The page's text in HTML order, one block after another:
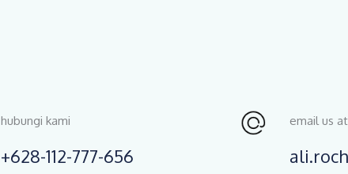
hubungi kami
+628-112-777-656
email us at